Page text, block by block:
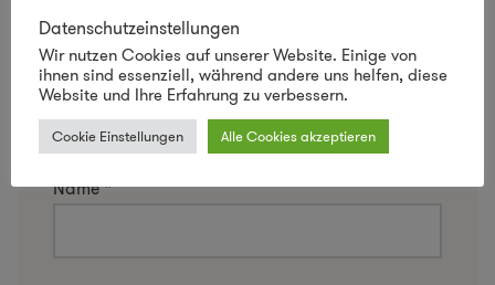
Name*
Datenschutzeinstellungen
Wir nutzen Cookies auf unserer Website. Einige von
ihnen sind essenziell, während andere uns helfen, diese
Website und Ihre Erfahrung zu verbessern.
Cookie Einstellungen Alle Cookies akzeptieren